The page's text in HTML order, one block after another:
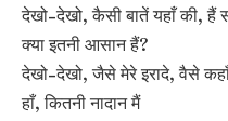
देखो-देखो, कैसी बातें यहाँ की, हैं
क्या इतनी आसान हैं?
देखो-देखो, जैसे मेरे इरादे, वैसे
हाँ, कितनी नादान मैं